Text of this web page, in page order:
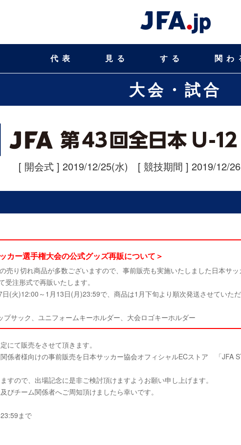
代表 見る する 関わ
大会・試合
[ 開会式 ] 2019/12/25(水) [ 競技期間 ] 2019/12/
カー選手権大会の公式グッズ再販について＞
売り切れ商品が多数ございますので、事前販売も実施いたしました日本サ
受注形式で再販いたします。
(火)12:00～1月13日(月)23:59で、商品は1月下旬より順次発送させていただ
サック、ユニフォームキーホルダー、大会ロゴキーホルダー
にて販売をさせて頂きます。
係者様向けの事前販売を日本サッカー協会オフィシャルECストア 「JFA
すので、出場記念に是非ご検討頂けますようお願い申し上げます。
びチーム関係者へご周知頂けましたら幸いです。
まで